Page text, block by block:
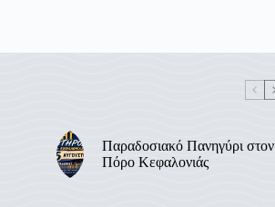
Παραδοσιακό Πανηγύρι στον
Πόρο Κεφαλονιάς